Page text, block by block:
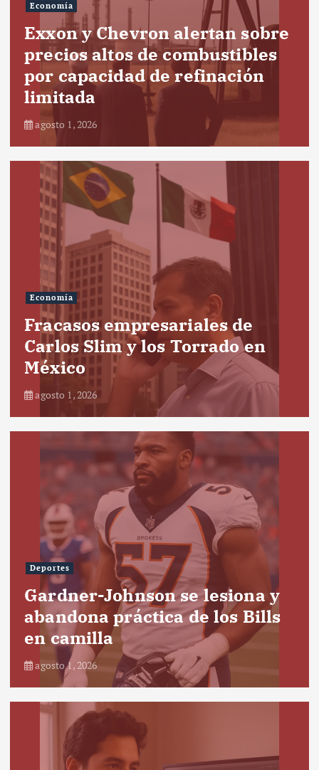
Economía
Exxon y Chevron alertan sobre
precios altos de combustibles
por capacidad de refinación
limitada
agosto 1, 2026
Economía
Fracasos empresariales de
Carlos Slim y los Torrado en
México
agosto 1, 2026
Deportes
Gardner-Johnson se lesiona y
abandona práctica de los Bills
en camilla
agosto 1, 2026